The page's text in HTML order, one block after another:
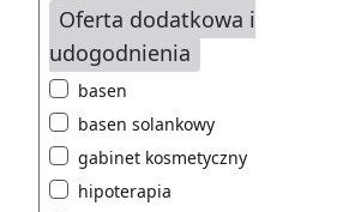
Oferta dodatkowa i
udogodnienia
basen
basen solankowy
gabinet kosmetyczny
hipoterapia